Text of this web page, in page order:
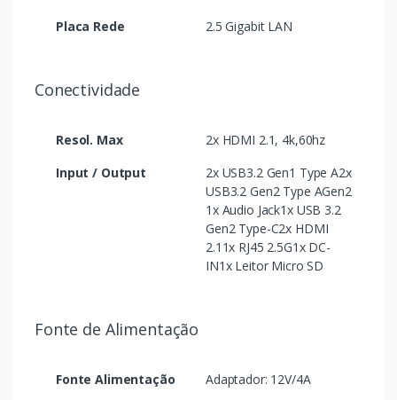
Placa Rede 2.5 Gigabit LAN
Conectividade
Resol. Max
2x HDMI 2.1, 4k,60hz
Input / Output
2x USB3.2 Gen1 Type A2x
USB3.2 Gen2 Type AGen2
1x Audio Jack1x USB 3.2
Gen2 Type-C2x HDMI
2.11x RJ45 2.5G1x DC-
IN1x Leitor Micro SD
Fonte de Alimentação
Fonte Alimentação Adaptador: 12V/4A